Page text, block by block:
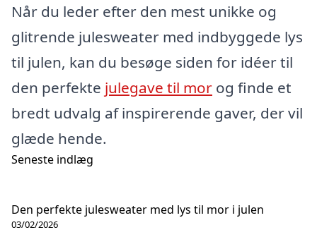
Når du leder efter den mest unikke og
glitrende julesweater med indbyggede lys
til julen, kan du besøge siden for idéer til
den perfekte julegave til mor og finde et
bredt udvalg af inspirerende gaver, der vil
glæde hende.
Seneste indlæg
Den perfekte julesweater med lys til mor i julen
03/02/2026